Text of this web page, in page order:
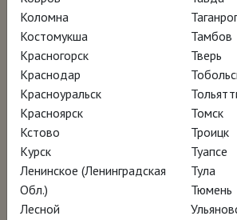
и причудливые,
страшные образы «Сада
наслаждений» оказали на их
Запись лекции
культуры Института
Москве, искусствоведа,
ТАТЬЯНЫ ПИГАРЁВОЙ
«БОСХ: САД СНОВИДЕНИЙ»
Коломна
Костомукша
Красногорск
Краснодар
Красноуральск
Красноярск
Кстово
Курск
Ленинское (Ленинградская
Обл.)
Лесной
Таганрог
Тамбов
Тверь
Томск
Троицк
Туапсе
Тула
Тюмень